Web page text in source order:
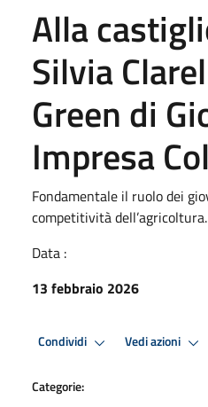
Alla
Silvia
Green di
Impresa
Fondamentale il ruolo dei
competitività dell’agricoltura.
Data :
13 febbraio 2026
Condividi Vedi azioni
Categorie: